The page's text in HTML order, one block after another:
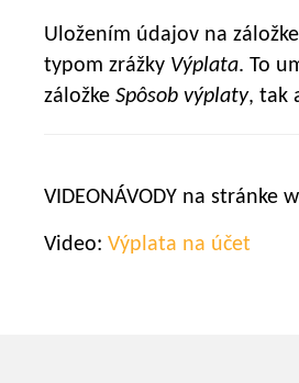
Uložením údajov na záložke
typom zrážky Výplata. To
záložke Spôsob výplaty, tak
VIDEONÁVODY na stránke
Video: Výplata na účet